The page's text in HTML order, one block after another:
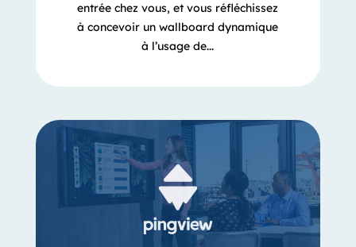
entrée chez vous, et vous réfléchissez
à concevoir un wallboard dynamique
à l’usage de...